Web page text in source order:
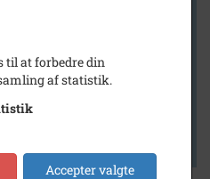
til at forbedre din
af statistik.
Accepter valgte